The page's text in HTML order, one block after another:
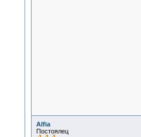
Alfia
Постоялец